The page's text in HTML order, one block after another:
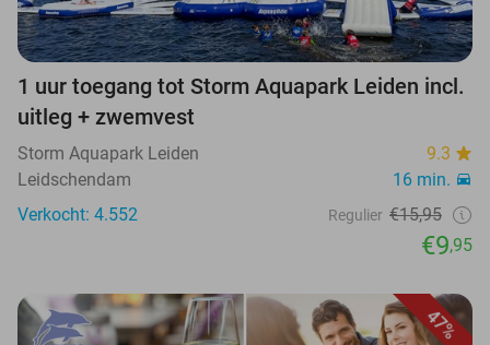
1 uur toegang tot Storm Aquapark Leiden incl.
uitleg + zwemvest
Storm Aquapark Leiden
9.3
Leidschendam
16 min.
Verkocht: 4.552
Regulier €15,95
€9,95
47%